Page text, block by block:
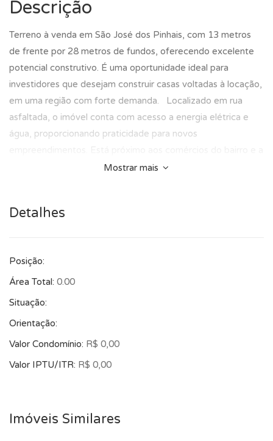
Descrição
Terreno à venda em São José dos Pinhais, com 13 metros
de frente por 28 metros de fundos, oferecendo excelente
potencial construtivo. É uma oportunidade ideal para
investidores que desejam construir casas voltadas à locação,
em uma região com forte demanda. Localizado em rua
asfaltada, o imóvel conta com acesso a energia elétrica e
água, proporcionando praticidade para novos
apenas 2 minutos da fábrica da Renault, um diferencial que
Mostrar mais
Detalhes
Posição:
Área Total: 0.00
Situação:
Orientação:
Valor Condomínio: R$ 0,00
Valor IPTU/ITR: R$ 0,00
Imóveis Similares